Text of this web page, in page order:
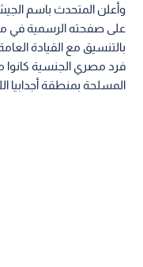
وأعلن المتحدث باسم
على صفحته الرسمية في
فرد مصري الجنسية كانوا
المسلحة بمنطقة أجدابيا